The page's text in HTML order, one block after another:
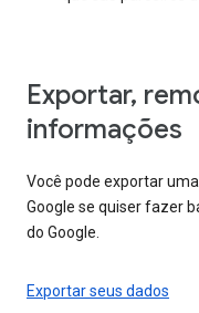
Exportar,
informações
Você pode exportar
Google se quiser fazer
do Google.
Exportar seus dados